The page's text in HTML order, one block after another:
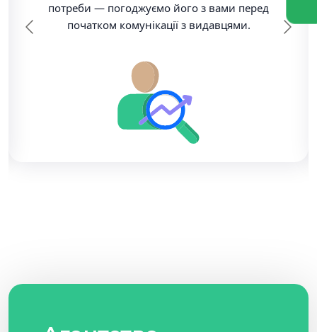
потреби — погоджуємо його з вами перед
початком комунікації з видавцями.